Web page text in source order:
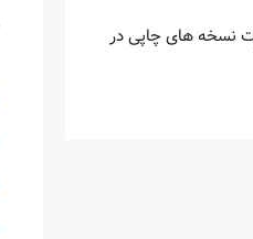
نسخه های چاپی در